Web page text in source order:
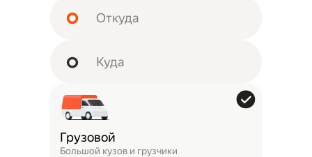
Грузовой
Большой кузов и грузчики